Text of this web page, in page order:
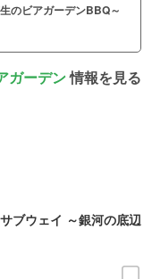
のビアガーデンBBQ～
ガーデン情報を見る
ブウェイ ～銀河の底辺